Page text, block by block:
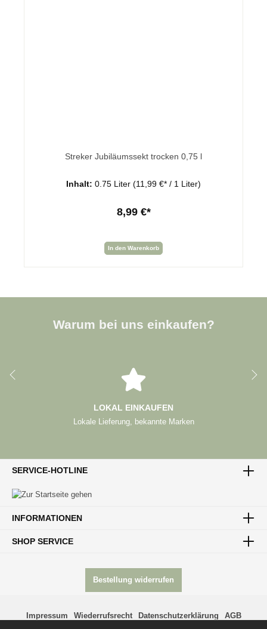
Streker Jubiläumssekt trocken 0,75 l
Inhalt: 0.75 Liter (11,99 €* / 1 Liter)
8,99 €*
In den Warenkorb
Warum bei uns einkaufen?
LOKAL EINKAUFEN
Lokale Lieferung, bekannte Marken
SERVICE-HOTLINE
INFORMATIONEN
SHOP SERVICE
Bestellung widerrufen
Impressum Wiederrufsrecht Datenschutzerklärung AGB